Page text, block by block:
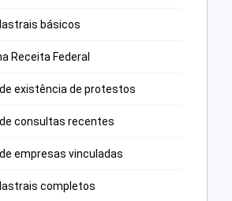
básicos
Receita Federal
existência de protestos
consultas recentes
empresas vinculadas
completos